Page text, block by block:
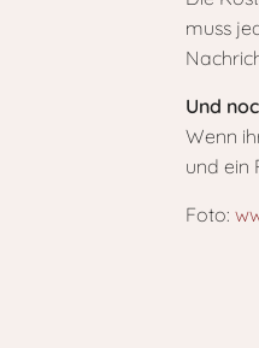
muss
Und
Wenn
und ein
Foto: